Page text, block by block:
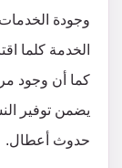
وجودة
الخدمة كلما
كما أن وجود
يضمن توفير
حدوث أعطال.